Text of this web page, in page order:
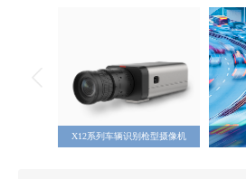
X12系列车辆识别枪型摄像机